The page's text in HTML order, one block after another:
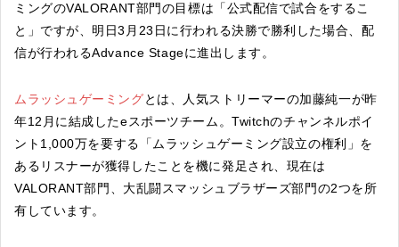
ミングのVALORANT部門の目標は「公式配信で試合をするこ
と」ですが、明日3月23日に行われる決勝で勝利した場合、配
信が行われるAdvance Stageに進出します。
ムラッシュゲーミングとは、人気ストリーマーの加藤純一が昨
年12月に結成したeスポーツチーム。Twitchのチャンネルポイ
ント1,000万を要する「ムラッシュゲーミング設立の権利」を
あるリスナーが獲得したことを機に発足され、現在は
VALORANT部門、大乱闘スマッシュブラザーズ部門の2つを所
有しています。